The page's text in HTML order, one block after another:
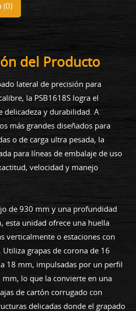
(0)
del Producto
lateral de precisión para
la PSB1618S logra el
y durabilidad. A
más grandes diseñados para
o de carga ultra pesada, la
para líneas de embalaje de uso
velocidad y manejo
de 930 mm y una profundidad
esta unidad ofrece una huella
verticalmente o estaciones con
grapas de corona de 16
18 mm, impulsadas por un perfil
lo que la convierte en una
de cartón corrugado con
delicadas donde el grapado